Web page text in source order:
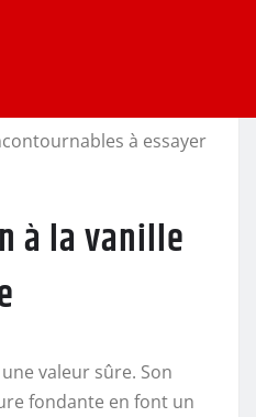
à essayer
à la vanille
valeur sûre. Son
fondante en font un